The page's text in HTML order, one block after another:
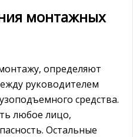
монтажных
определяют
руководителем
средства.
любое лицо,
Остальные